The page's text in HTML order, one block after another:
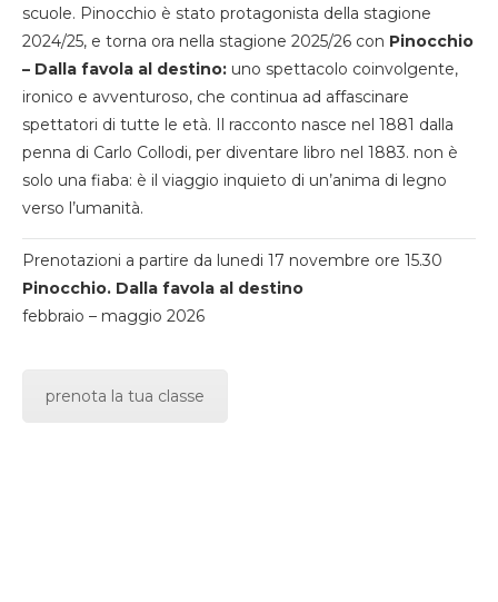
scuole. Pinocchio è stato protagonista della stagione
2024/25, e torna ora nella stagione 2025/26 con Pinocchio
– Dalla favola al destino: uno spettacolo coinvolgente,
ironico e avventuroso, che continua ad affascinare
spettatori di tutte le età. Il racconto nasce nel 1881 dalla
penna di Carlo Collodi, per diventare libro nel 1883. non è
solo una fiaba: è il viaggio inquieto di un’anima di legno
verso l’umanità.
Prenotazioni a partire da lunedi 17 novembre ore 15.30
Pinocchio. Dalla favola al destino
febbraio – maggio 2026
prenota la tua classe